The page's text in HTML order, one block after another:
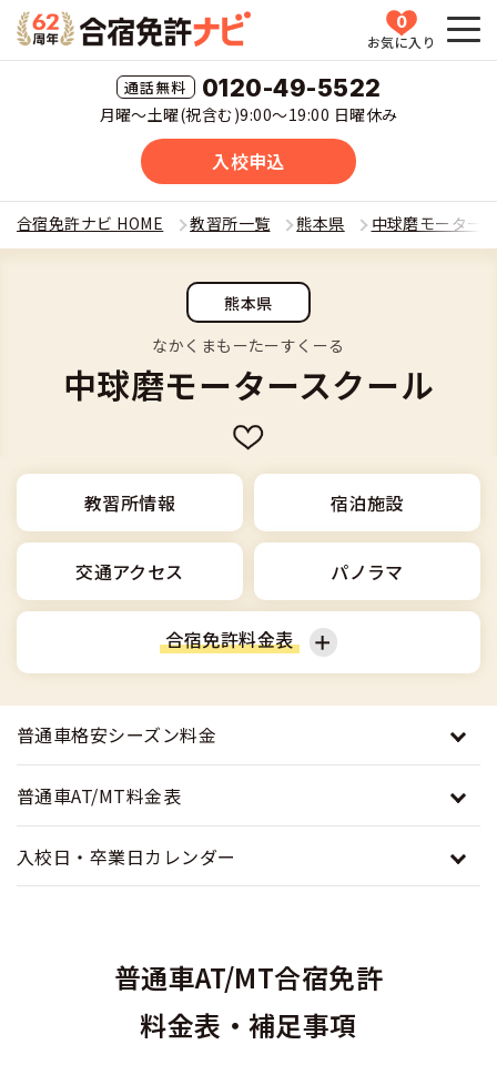
0
お気に入り
0120-49-5522
月曜〜土曜(祝含む)9:00〜19:00 日曜休み
入校申込
HOME
教習所一覧
運転免許の種類(車種)を選ぶ
普通二輪
大型二輪
準中型車
中型車
大型車
けん引
普通二種
大型二種
教習所検索
特集ページ一覧
格安シーズン料金
出発地別おすすめ校
こだわり、テーマから探す
360度パノラマ教習所
教育訓練給付金制度
お気に入りの教習所
合宿免許とは
合宿免許とは
安心・お得・早い・充実の合宿免許
合宿免許選びのアドバイス
合宿免許の入校までの流れ
合宿免許での免許取得の流れ
保護者の方へ
合宿に関わる料金について
合宿費用のお支払いについて
合宿免許 体験談・口コミ
合宿免許 よくある質問
合宿免許に役立つ情報
合宿免許で最短合格するには
高校生は運転免許を取れる？
免許取消・失効による再取得
冬・雪国の合宿免許は大丈夫？
みんなが選んだ合宿免許の条件
全国の運転免許試験場(免許センター)
本免学科試験問題に挑戦
合宿免許ナビについて
会社情報・代表メッセージ
会社概要
登録商標
個人情報の取扱い
参加規定
特定商取引法に基づく表示
お気に入りの教習所一覧
運転者適性診断
0120-49-5522
入校申込
合宿免許ナビ HOME 教習所一覧 熊本県 中球磨モーター
熊本県
なかくまもーたーすくーる
中球磨モータースクール
教習所情報 宿泊施設
交通アクセス パノラマ
合宿免許料金表
普通車 普通二輪
普通車格安シーズン料金
普通車AT/MT料金表
入校日・卒業日カレンダー
普通車AT/MT合宿免許
料金表・補足事項